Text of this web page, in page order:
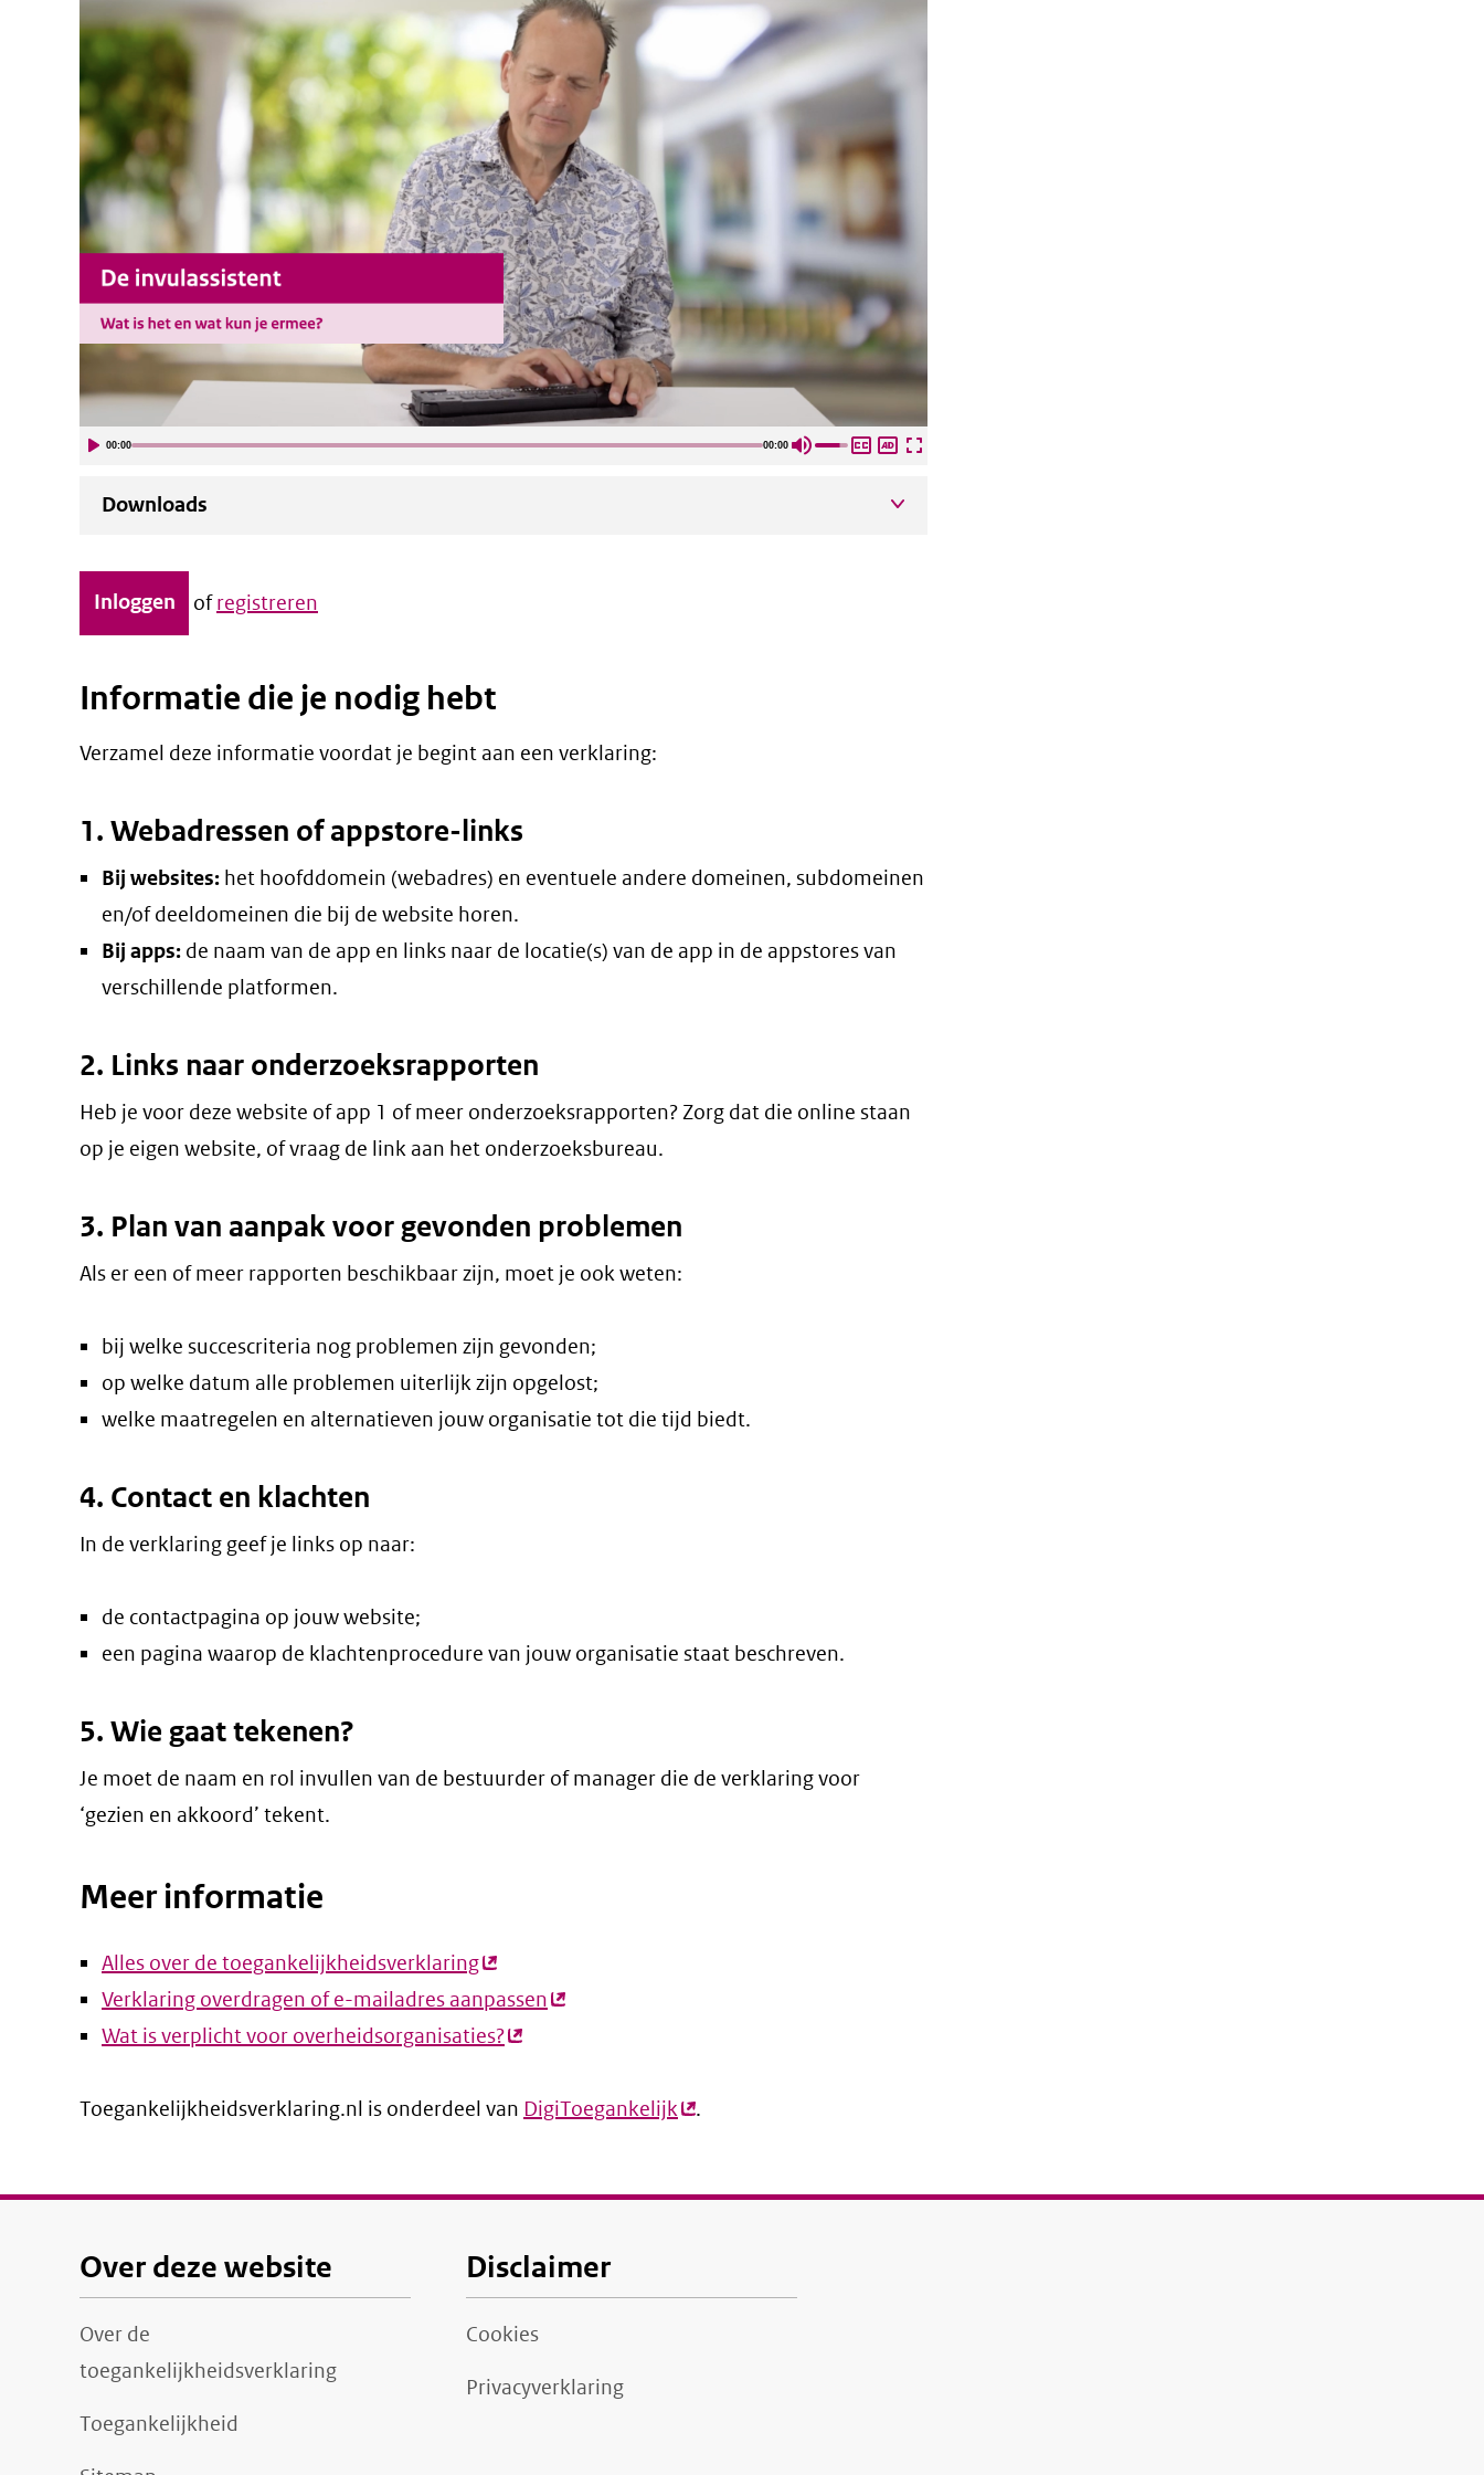
00:00 00:00
Downloads
Inloggen ofregistreren
Informatie die je nodig hebt
Verzamel deze informatie voordat je begint aan een verklaring:
1. Webadressen of appstore-links
Bij websites: het hoofddomein (webadres) en eventuele andere domeinen, subdomeinen
en/of deeldomeinen die bij de website horen.
Bij apps: de naam van de app en links naar de locatie(s) van de app in de appstores van
verschillende platformen.
2. Links naar onderzoeksrapporten
Heb je voor deze website of app 1 of meer onderzoeksrapporten? Zorg dat die online staan
op je eigen website, of vraag de link aan het onderzoeksbureau.
3. Plan van aanpak voor gevonden problemen
Als er een of meer rapporten beschikbaar zijn, moet je ook weten:
bij welke succescriteria nog problemen zijn gevonden;
op welke datum alle problemen uiterlijk zijn opgelost;
welke maatregelen en alternatieven jouw organisatie tot die tijd biedt.
4. Contact en klachten
In de verklaring geef je links op naar:
de contactpagina op jouw website;
een pagina waarop de klachtenprocedure van jouw organisatie staat beschreven.
5. Wie gaat tekenen?
Je moet de naam en rol invullen van de bestuurder of manager die de verklaring voor
‘gezien en akkoord’ tekent.
Meer informatie
Alles over de toegankelijkheidsverklaring(externe
link)
Verklaring overdragen of e-mailadres aanpassen(externe
Wat is verplicht voor overheidsorganisaties?(externe
Toegankelijkheidsverklaring.nl is onderdeel van DigiToegankelijk(externe
.
Over deze website
Over de
toegankelijkheidsverklaring
Toegankelijkheid
Disclaimer
Cookies
Privacyverklaring